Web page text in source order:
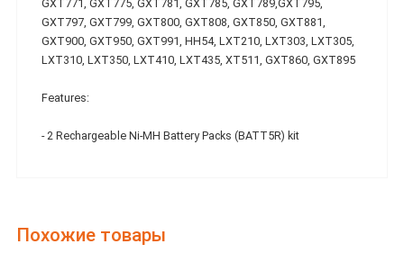
GXT771, GXT775, GXT781, GXT785, GXT789,GXT795,
GXT797, GXT799, GXT800, GXT808, GXT850, GXT881,
GXT900, GXT950, GXT991, HH54, LXT210, LXT303, LXT305,
LXT310, LXT350, LXT410, LXT435, XT511, GXT860, GXT895
Features:
- 2 Rechargeable Ni-MH Battery Packs (BATT5R) kit
Похожие товары